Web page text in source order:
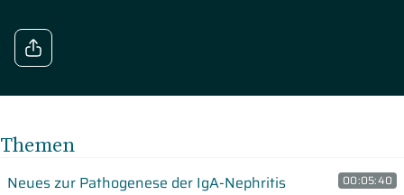
Themen
Neues zur Pathogenese der IgA-Nephritis 00:05:40